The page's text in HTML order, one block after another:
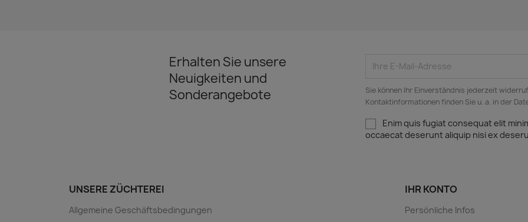
Erhalten Sie unsere
Neuigkeiten und
Sonderangebote
Sie können Ihr Einverständnis jederzeit
Kontaktinformationen finden Sie u. a. in der
Enim quis fugiat consequat elit
occaecat deserunt aliquip nisi ex
UNSERE ZÜCHTEREI
Allgemeine Geschäftsbedingungen
IHR KONTO
Persönliche Infos